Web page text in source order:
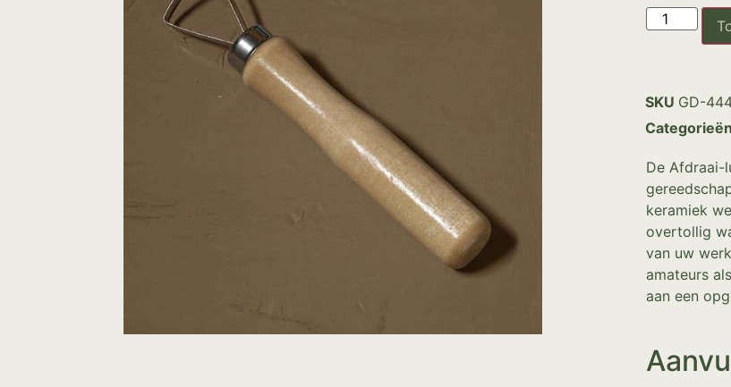
SKU GD-
Categorieën
De Afdraai-
keramiek
overtollig
van uw
amateurs
aan een